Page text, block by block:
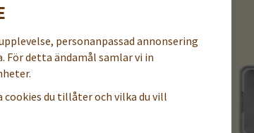
personanpassad annonsering
detta ändamål samlar vi in
du tillåter och vilka du vill